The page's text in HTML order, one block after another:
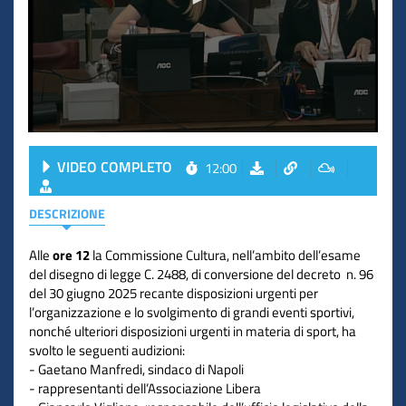
VIDEO COMPLETO 12:00
DESCRIZIONE
Alleore 12la Commissione Cultura, nell’ambito dell’esame
del disegno di legge C. 2488, di conversione del decreto n. 96
del 30 giugno 2025 recante disposizioni urgenti per
l’organizzazione e lo svolgimento di grandi eventi sportivi,
nonché ulteriori disposizioni urgenti in materia di sport, ha
svolto le seguenti audizioni:
- Gaetano Manfredi, sindaco di Napoli
- rappresentanti dell’Associazione Libera